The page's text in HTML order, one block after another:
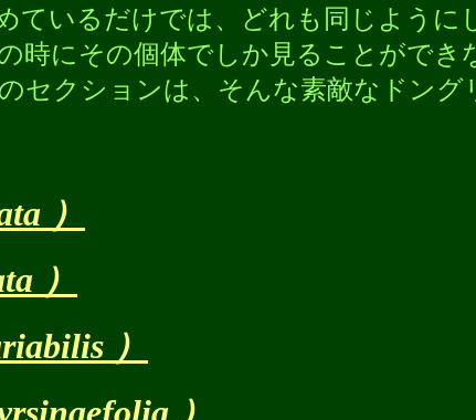
ているだけでは、どれも同じように
時にその個体でしか見ることができ
セクションは、そんな素敵なドング
）
）
）